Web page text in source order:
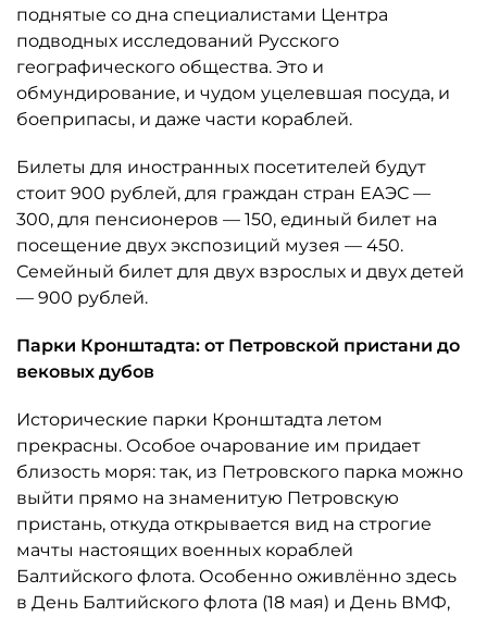
поднятые со дна специалистами Центра
подводных исследований Русского
географического общества. Это и
обмундирование, и чудом уцелевшая посуда, и
боеприпасы, и даже части кораблей.
Билеты для иностранных посетителей будут
стоит 900 рублей, для граждан стран ЕАЭС —
300, для пенсионеров — 150, единый билет на
посещение двух экспозиций музея — 450.
Семейный билет для двух взрослых и двух детей
— 900 рублей.
Парки Кронштадта: от Петровской пристани до
вековых дубов
Исторические парки Кронштадта летом
прекрасны. Особое очарование им придает
близость моря: так, из Петровского парка можно
выйти прямо на знаменитую Петровскую
пристань, откуда открывается вид на строгие
мачты настоящих военных кораблей
Балтийского флота. Особенно оживлённо здесь
в День Балтийского флота (18 мая) и День ВМФ,